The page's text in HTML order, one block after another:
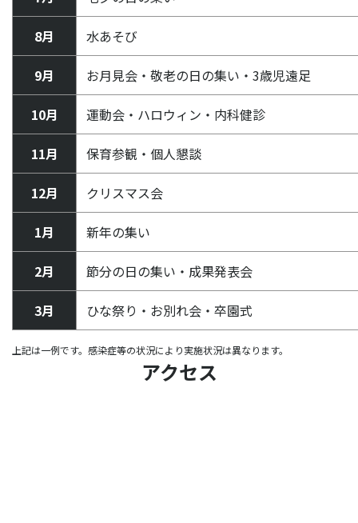
8月 水あそび
9月 お月見会・敬老の日の集い・3歳児遠足
10月 運動会・ハロウィン・内科健診
11月 保育参観・個人懇談
12月 クリスマス会
1月 新年の集い
2月 節分の日の集い・成果発表会
3月 ひな祭り・お別れ会・卒園式
上記は一例です。感染症等の状況により実施状況は異なります。
アクセス